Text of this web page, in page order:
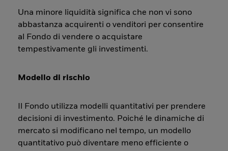
Una minore liquidità significa che non vi sono
abbastanza acquirenti o venditori per consentire
al Fondo di vendere o acquistare
tempestivamente gli investimenti.
Modello di rischio
Il Fondo utilizza modelli quantitativi per prendere
decisioni di investimento. Poiché le dinamiche di
mercato si modificano nel tempo, un modello
quantitativo può diventare meno efficiente o